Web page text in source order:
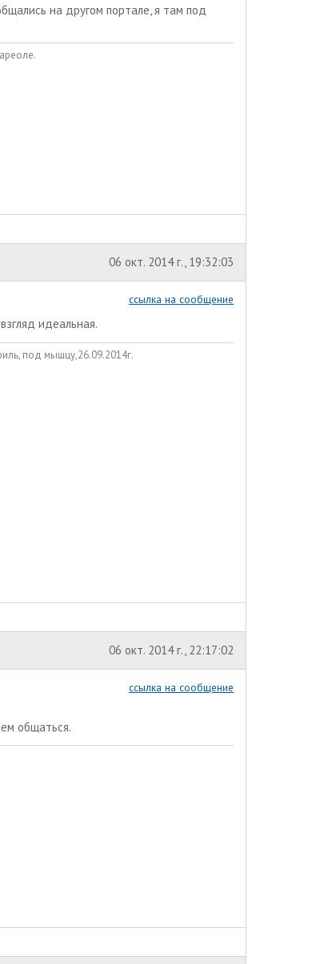
на другом портале, я там под
06 окт. 2014 г., 19:32:03
ссылка на сообщение
идеальная.
под мышцу,26.09.2014г.
06 окт. 2014 г., 22:17:02
ссылка на сообщение
общаться.